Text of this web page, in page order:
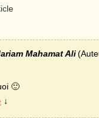
Mahamat Ali
🙂
↓